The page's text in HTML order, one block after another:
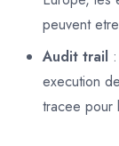
peuvent
Audit trail
execution
tracee pour